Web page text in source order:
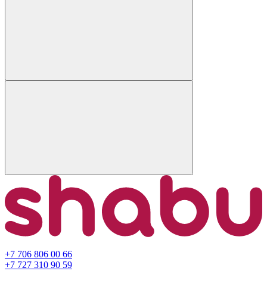
+7 706 806 00 66
+7 727 310 90 59